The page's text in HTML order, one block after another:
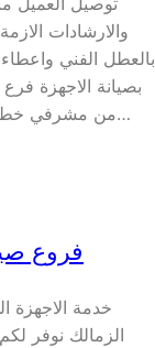
والارشادات
بالعطل الفني
بصيانة الاجهزة
من مشرفي خطوط السير للتنسيق التام مع جميع عملاء مركز…
فروع
خدمة الاجهزة
الزمالك نوفر